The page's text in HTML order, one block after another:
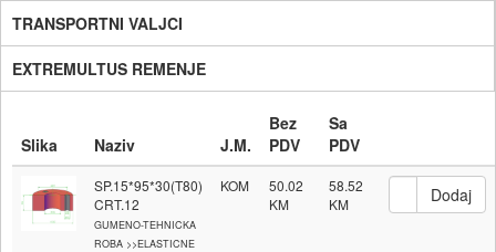
TRANSPORTNI VALJCI
EXTREMULTUS REMENJE
Slika Naziv J.M.
Bez
PDV
Sa
PDV
SP.15*95*30(T80)
CRT.12
GUMENO-TEHNICKA
ROBA >>ELASTICNE
KOM 50.02 58.52